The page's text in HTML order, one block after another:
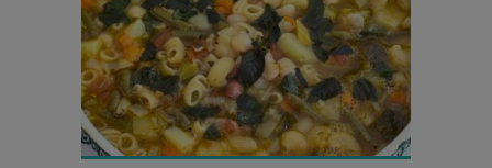
Temps de préparation : 35 min
Temps de cuisson : 1h15
Nombre de couverts : 8